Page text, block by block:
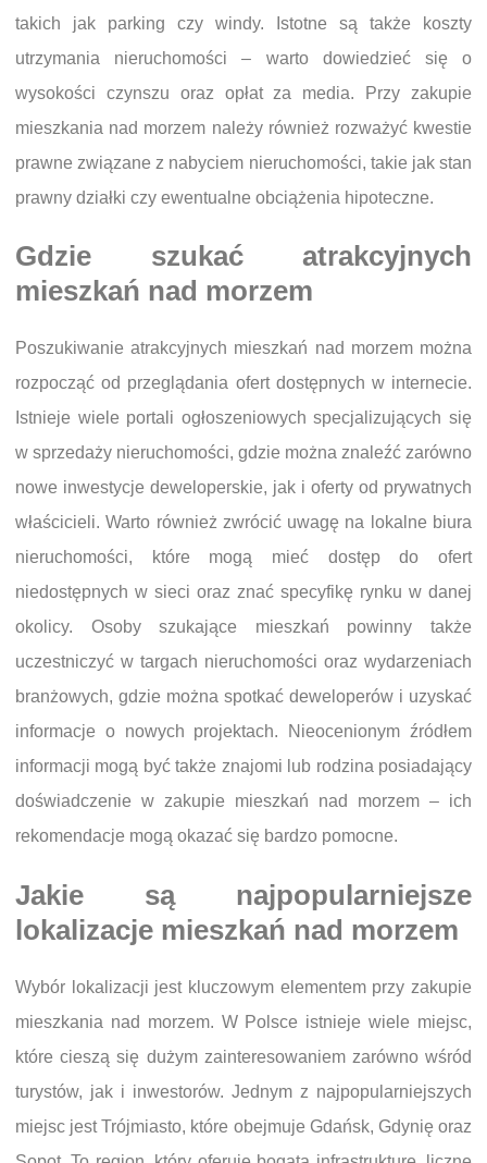
takich jak parking czy windy. Istotne są także koszty
utrzymania nieruchomości – warto dowiedzieć się o
wysokości czynszu oraz opłat za media. Przy zakupie
mieszkania nad morzem należy również rozważyć kwestie
prawne związane z nabyciem nieruchomości, takie jak stan
prawny działki czy ewentualne obciążenia hipoteczne.
Gdzie szukać atrakcyjnych
mieszkań nad morzem
Poszukiwanie atrakcyjnych mieszkań nad morzem można
rozpocząć od przeglądania ofert dostępnych w internecie.
Istnieje wiele portali ogłoszeniowych specjalizujących się
w sprzedaży nieruchomości, gdzie można znaleźć zarówno
nowe inwestycje deweloperskie, jak i oferty od prywatnych
właścicieli. Warto również zwrócić uwagę na lokalne biura
nieruchomości, które mogą mieć dostęp do ofert
niedostępnych w sieci oraz znać specyfikę rynku w danej
okolicy. Osoby szukające mieszkań powinny także
uczestniczyć w targach nieruchomości oraz wydarzeniach
branżowych, gdzie można spotkać deweloperów i uzyskać
informacje o nowych projektach. Nieocenionym źródłem
informacji mogą być także znajomi lub rodzina posiadający
doświadczenie w zakupie mieszkań nad morzem – ich
rekomendacje mogą okazać się bardzo pomocne.
Jakie są najpopularniejsze
lokalizacje mieszkań nad morzem
Wybór lokalizacji jest kluczowym elementem przy zakupie
mieszkania nad morzem. W Polsce istnieje wiele miejsc,
które cieszą się dużym zainteresowaniem zarówno wśród
turystów, jak i inwestorów. Jednym z najpopularniejszych
miejsc jest Trójmiasto, które obejmuje Gdańsk, Gdynię oraz